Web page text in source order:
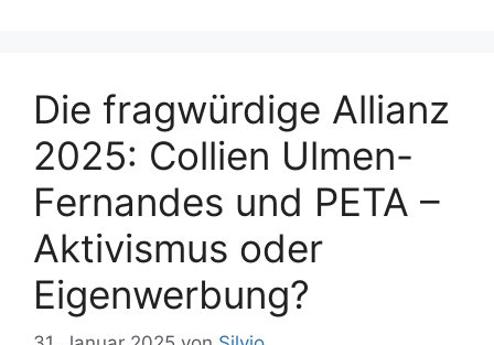
n
r
t
e
Die fragwürdige Allianz
2025: Collien Ulmen-
Fernandes und PETA –
Aktivismus oder
Eigenwerbung?